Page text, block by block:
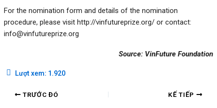
For the nomination form and details of the nomination
procedure, please visit http://vinfutureprize.org/or contact:
info@vinfutureprize.org
Source: VinFuture Foundation
Lượt xem: 1.920
TRƯỚC ĐÓ KẾ TIẾP